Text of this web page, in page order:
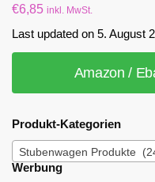
€6,85 inkl. MwSt.
Last updated on 5. August
Amazon /
Produkt-Kategorien
Stubenwagen Produkte
Werbung